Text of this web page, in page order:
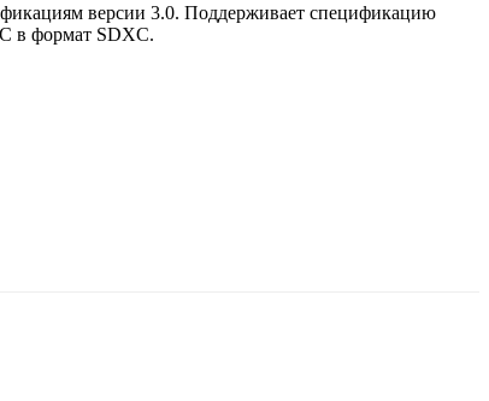
версии 3.0. Поддерживает спецификацию
в формат SDXC.